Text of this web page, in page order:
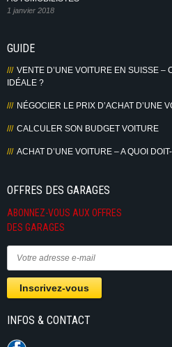
1 janvier 2018
GUIDE
VENTE D’UNE VOITURE EN SUISSE –
IDÉALE ?
NÉGOCIER LE PRIX D’ACHAT D’UNE
CALCULER SON BUDGET VOITURE
ACHAT D’UNE VOITURE – A QUOI
OFFRES DES GARAGES
ABONNEZ-VOUS AUX OFFRES
DES GARAGES
INFOS & CONTACT